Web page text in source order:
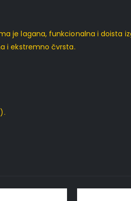
je lagana, funkcionalna i
i ekstremno čvrsta.